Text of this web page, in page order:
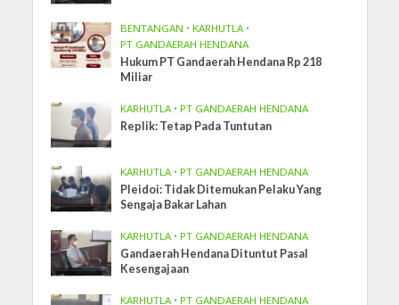
BENTANGAN • KARHUTLA •
PT GANDAERAH HENDANA
Hukum PT Gandaerah Hendana Rp 218
Miliar
KARHUTLA • PT GANDAERAH HENDANA
Replik: Tetap Pada Tuntutan
KARHUTLA • PT GANDAERAH HENDANA
Pleidoi: Tidak Ditemukan Pelaku Yang
Sengaja Bakar Lahan
KARHUTLA • PT GANDAERAH HENDANA
Gandaerah Hendana Dituntut Pasal
Kesengajaan
KARHUTLA • PT GANDAERAH HENDANA